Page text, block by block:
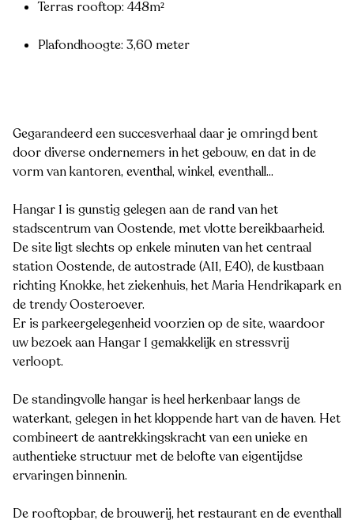
Terras rooftop: 448m²
Plafondhoogte: 3,60 meter
Gegarandeerd een succesverhaal daar je omringd bent
door diverse ondernemers in het gebouw, en dat in de
vorm van kantoren, eventhal, winkel, eventhall...
Hangar 1 is gunstig gelegen aan de rand van het
stadscentrum van Oostende, met vlotte bereikbaarheid.
De site ligt slechts op enkele minuten van het centraal
station Oostende, de autostrade (A11, E40), de kustbaan
richting Knokke, het ziekenhuis, het Maria Hendrikapark en
de trendy Oosteroever.
Er is parkeergelegenheid voorzien op de site, waardoor
uw bezoek aan Hangar 1 gemakkelijk en stressvrij
verloopt.
De standingvolle hangar is heel herkenbaar langs de
waterkant, gelegen in het kloppende hart van de haven. Het
combineert de aantrekkingskracht van een unieke en
authentieke structuur met de belofte van eigentijdse
ervaringen binnenin.
De rooftopbar, de brouwerij, het restaurant en de eventhall